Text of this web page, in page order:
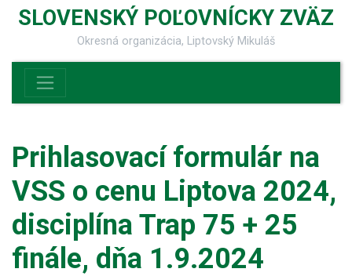
SLOVENSKÝ POĽOVNÍCKY ZVÄZ
Okresná organizácia, Liptovský Mikuláš
Prihlasovací formulár na
VSS o cenu Liptova 2024,
disciplína Trap 75 + 25
finále, dňa 1.9.2024